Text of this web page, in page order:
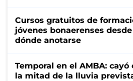
Cursos gratuitos de
jóvenes bonaerenses desde
dónde anotarse
Temporal en el AMBA: cayó
la mitad de la lluvia